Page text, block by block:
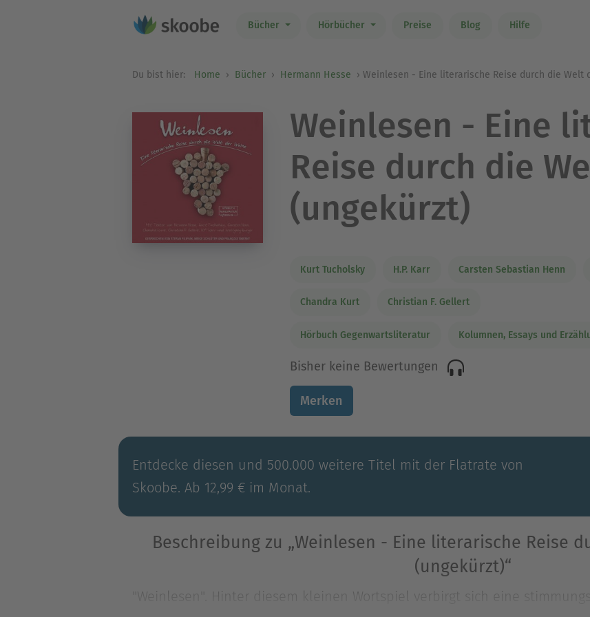
Bücher Hörbücher Preise Blog Hilfe
Du bist hier: Home Bücher Hermann Hesse Weinlesen - Eine literarische Reise durch die Welt
Weinlesen - Eine
Reise durch die
(ungekürzt)
Kurt Tucholsky H.P. Karr Carsten Sebastian Henn
Chandra Kurt Christian F. Gellert
Hörbuch Gegenwartsliteratur Kolumnen, Essays und
Bisher keine Bewertungen
Merken
Entdecke diesen und 500.000 weitere Titel mit der Flatrate von
Skoobe. Ab 12,99 € im Monat.
Beschreibung zu „Weinlesen - Eine literarische Reise
(ungekürzt)“
"Weinlesen". Hinter diesem kleinen Wortspiel verbirgt sich eine